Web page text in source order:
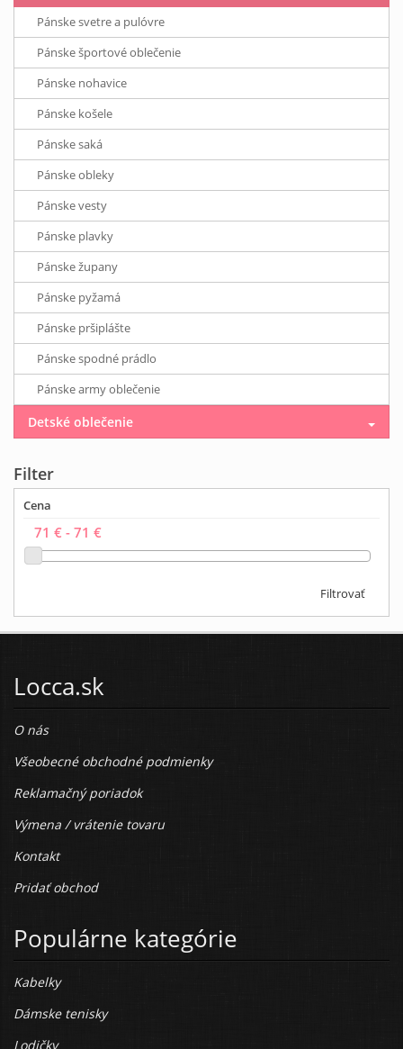
Pánske svetre a pulóvre
Pánske športové oblečenie
Pánske nohavice
Pánske košele
Pánske saká
Pánske obleky
Pánske vesty
Pánske plavky
Pánske župany
Pánske pyžamá
Pánske pršiplášte
Pánske spodné prádlo
Pánske army oblečenie
Detské oblečenie
Filter
Cena
Filtrovať
Locca.sk
O nás
Všeobecné obchodné podmienky
Reklamačný poriadok
Výmena / vrátenie tovaru
Kontakt
Pridať obchod
Populárne kategórie
Kabelky
Dámske tenisky
Lodičky